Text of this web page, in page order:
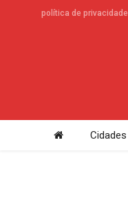
política de privacidade
Cidades